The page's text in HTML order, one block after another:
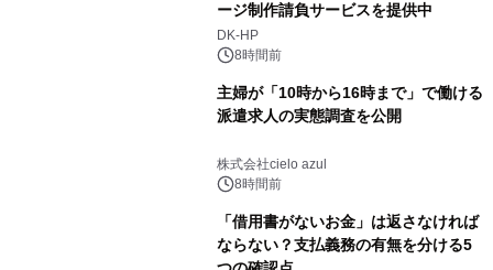
ージ制作請負サービスを提供中
DK-HP
8時間前
主婦が「10時から16時まで」で働ける
派遣求人の実態調査を公開
株式会社cielo azul
8時間前
「借用書がないお金」は返さなければ
ならない？支払義務の有無を分ける5